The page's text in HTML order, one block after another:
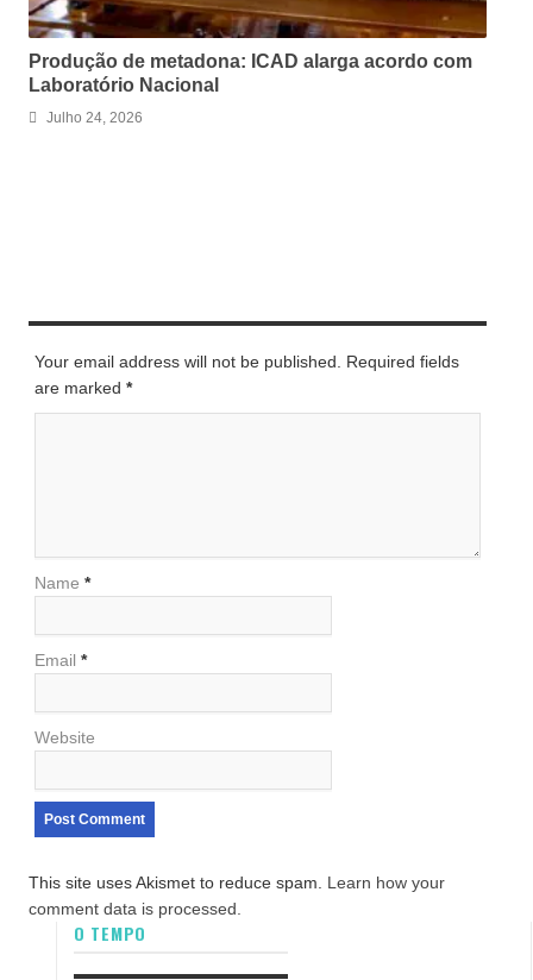
Produção de metadona: ICAD alarga acordo com
Laboratório Nacional
Julho 24, 2026
Your email address will not be published. Required fields
are marked *
Name *
Email *
Website
This site uses Akismet to reduce spam. Learn how your
comment data is processed.
O TEMPO